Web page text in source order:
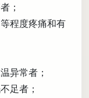
；
程度疼痛和有
异常者；
足者；